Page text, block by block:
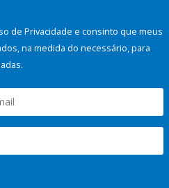
de Privacidade e consinto que meus
na medida do necessário, para